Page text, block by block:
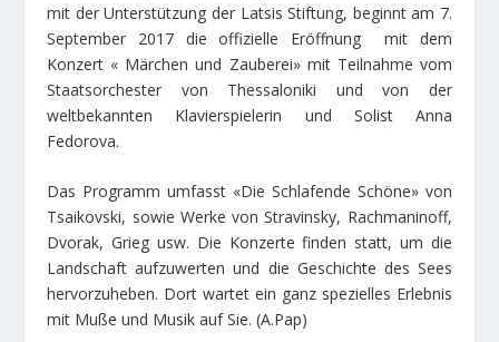
mit der Unterstützung der Latsis Stiftung, beginnt am 7.
September 2017 die offizielle Eröffnung mit dem
Konzert « Μärchen und Zauberei» mit Teilnahme vom
Staatsorchester von Thessaloniki und von der
weltbekannten Klavierspielerin und Solist Anna
Fedorova.
Das Programm umfasst «Die Schlafende Schöne» von
Tsaikovski, sowie Werke von Stravinsky, Rachmaninoff,
Dvorak, Grieg usw. Die Konzerte finden statt, um die
Landschaft aufzuwerten und die Geschichte des Sees
hervorzuheben. Dort wartet ein ganz spezielles Erlebnis
mit Muße und Musik auf Sie. (A.Pap)